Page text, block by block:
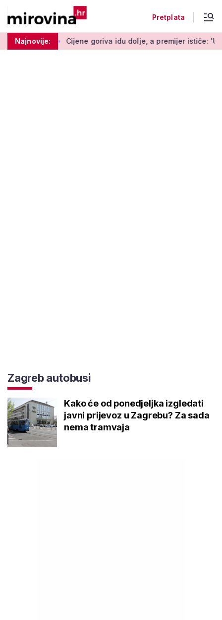
Pretplata
Najnovije:
branši Cijene goriva idu dolje, a premijer ističe:
Zagreb autobusi
Kako će od ponedjeljka izgledati
javni prijevoz u Zagrebu? Za sada
nema tramvaja